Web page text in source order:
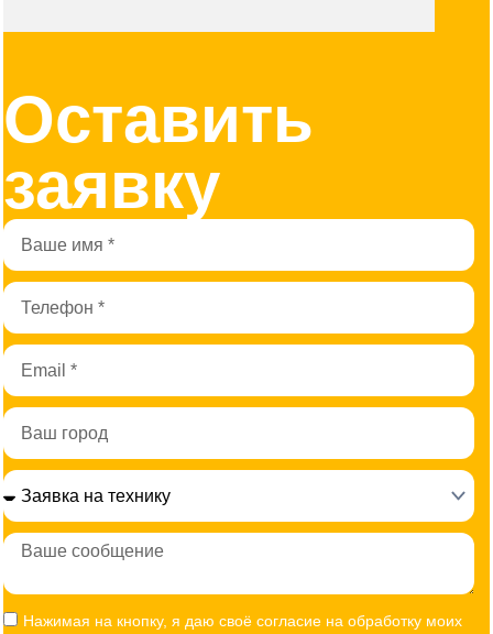
Оставить
заявку
Имя
Телефон
Email
Город
Сообщение
Согласие
Нажимая на кнопку, я даю своё согласие на обработку моих